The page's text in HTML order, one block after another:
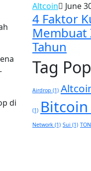
di
Altcoin June
4 Faktor
Membuat
Tahun
Tag
Airdrop (1)
(1) Bitcoin
Network (1) Sui (1)